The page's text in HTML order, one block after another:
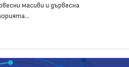
масиви и дървесна